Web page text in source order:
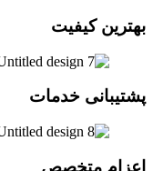
بهترین کیفیت
پشتیبانی خدمات
اعزام متخصص